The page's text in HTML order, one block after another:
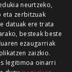
neurtzeko,
eta zerbitzuak
datuak ere trata
besteak beste
ezaugarriak
zaizkio.
legitimoa oinarri